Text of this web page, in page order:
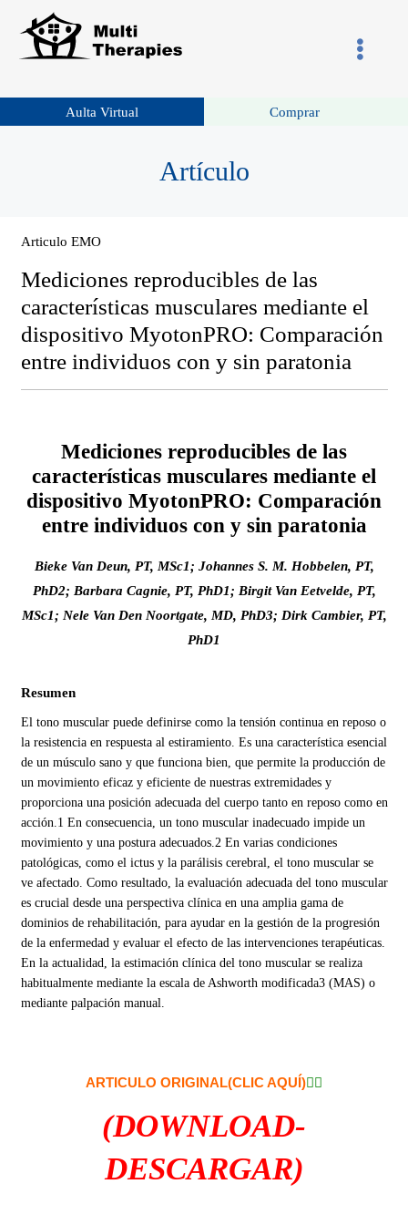
Aulta Virtual Comprar
Artículo
Articulo EMO
Mediciones reproducibles de las
características musculares mediante el
dispositivo MyotonPRO: Comparación
entre individuos con y sin paratonia
Mediciones reproducibles de las
características musculares mediante el
dispositivo MyotonPRO: Comparación
entre individuos con y sin paratonia
Bieke Van Deun, PT, MSc1; Johannes S. M. Hobbelen, PT,
PhD2; Barbara Cagnie, PT, PhD1; Birgit Van Eetvelde, PT,
MSc1; Nele Van Den Noortgate, MD, PhD3; Dirk Cambier, PT,
PhD1
Resumen
El tono muscular puede definirse como la tensión continua en reposo o
la resistencia en respuesta al estiramiento. Es una característica esencial
de un músculo sano y que funciona bien, que permite la producción de
un movimiento eficaz y eficiente de nuestras extremidades y
proporciona una posición adecuada del cuerpo tanto en reposo como en
acción.1 En consecuencia, un tono muscular inadecuado impide un
movimiento y una postura adecuados.2 En varias condiciones
patológicas, como el ictus y la parálisis cerebral, el tono muscular se
ve afectado. Como resultado, la evaluación adecuada del tono muscular
es crucial desde una perspectiva clínica en una amplia gama de
dominios de rehabilitación, para ayudar en la gestión de la progresión
de la enfermedad y evaluar el efecto de las intervenciones terapéuticas.
En la actualidad, la estimación clínica del tono muscular se realiza
habitualmente mediante la escala de Ashworth modificada3 (MAS) o
mediante palpación manual.
ARTICULO ORIGINAL(CLIC AQUÍ)👇🏻
(DOWNLOAD-
DESCARGAR)